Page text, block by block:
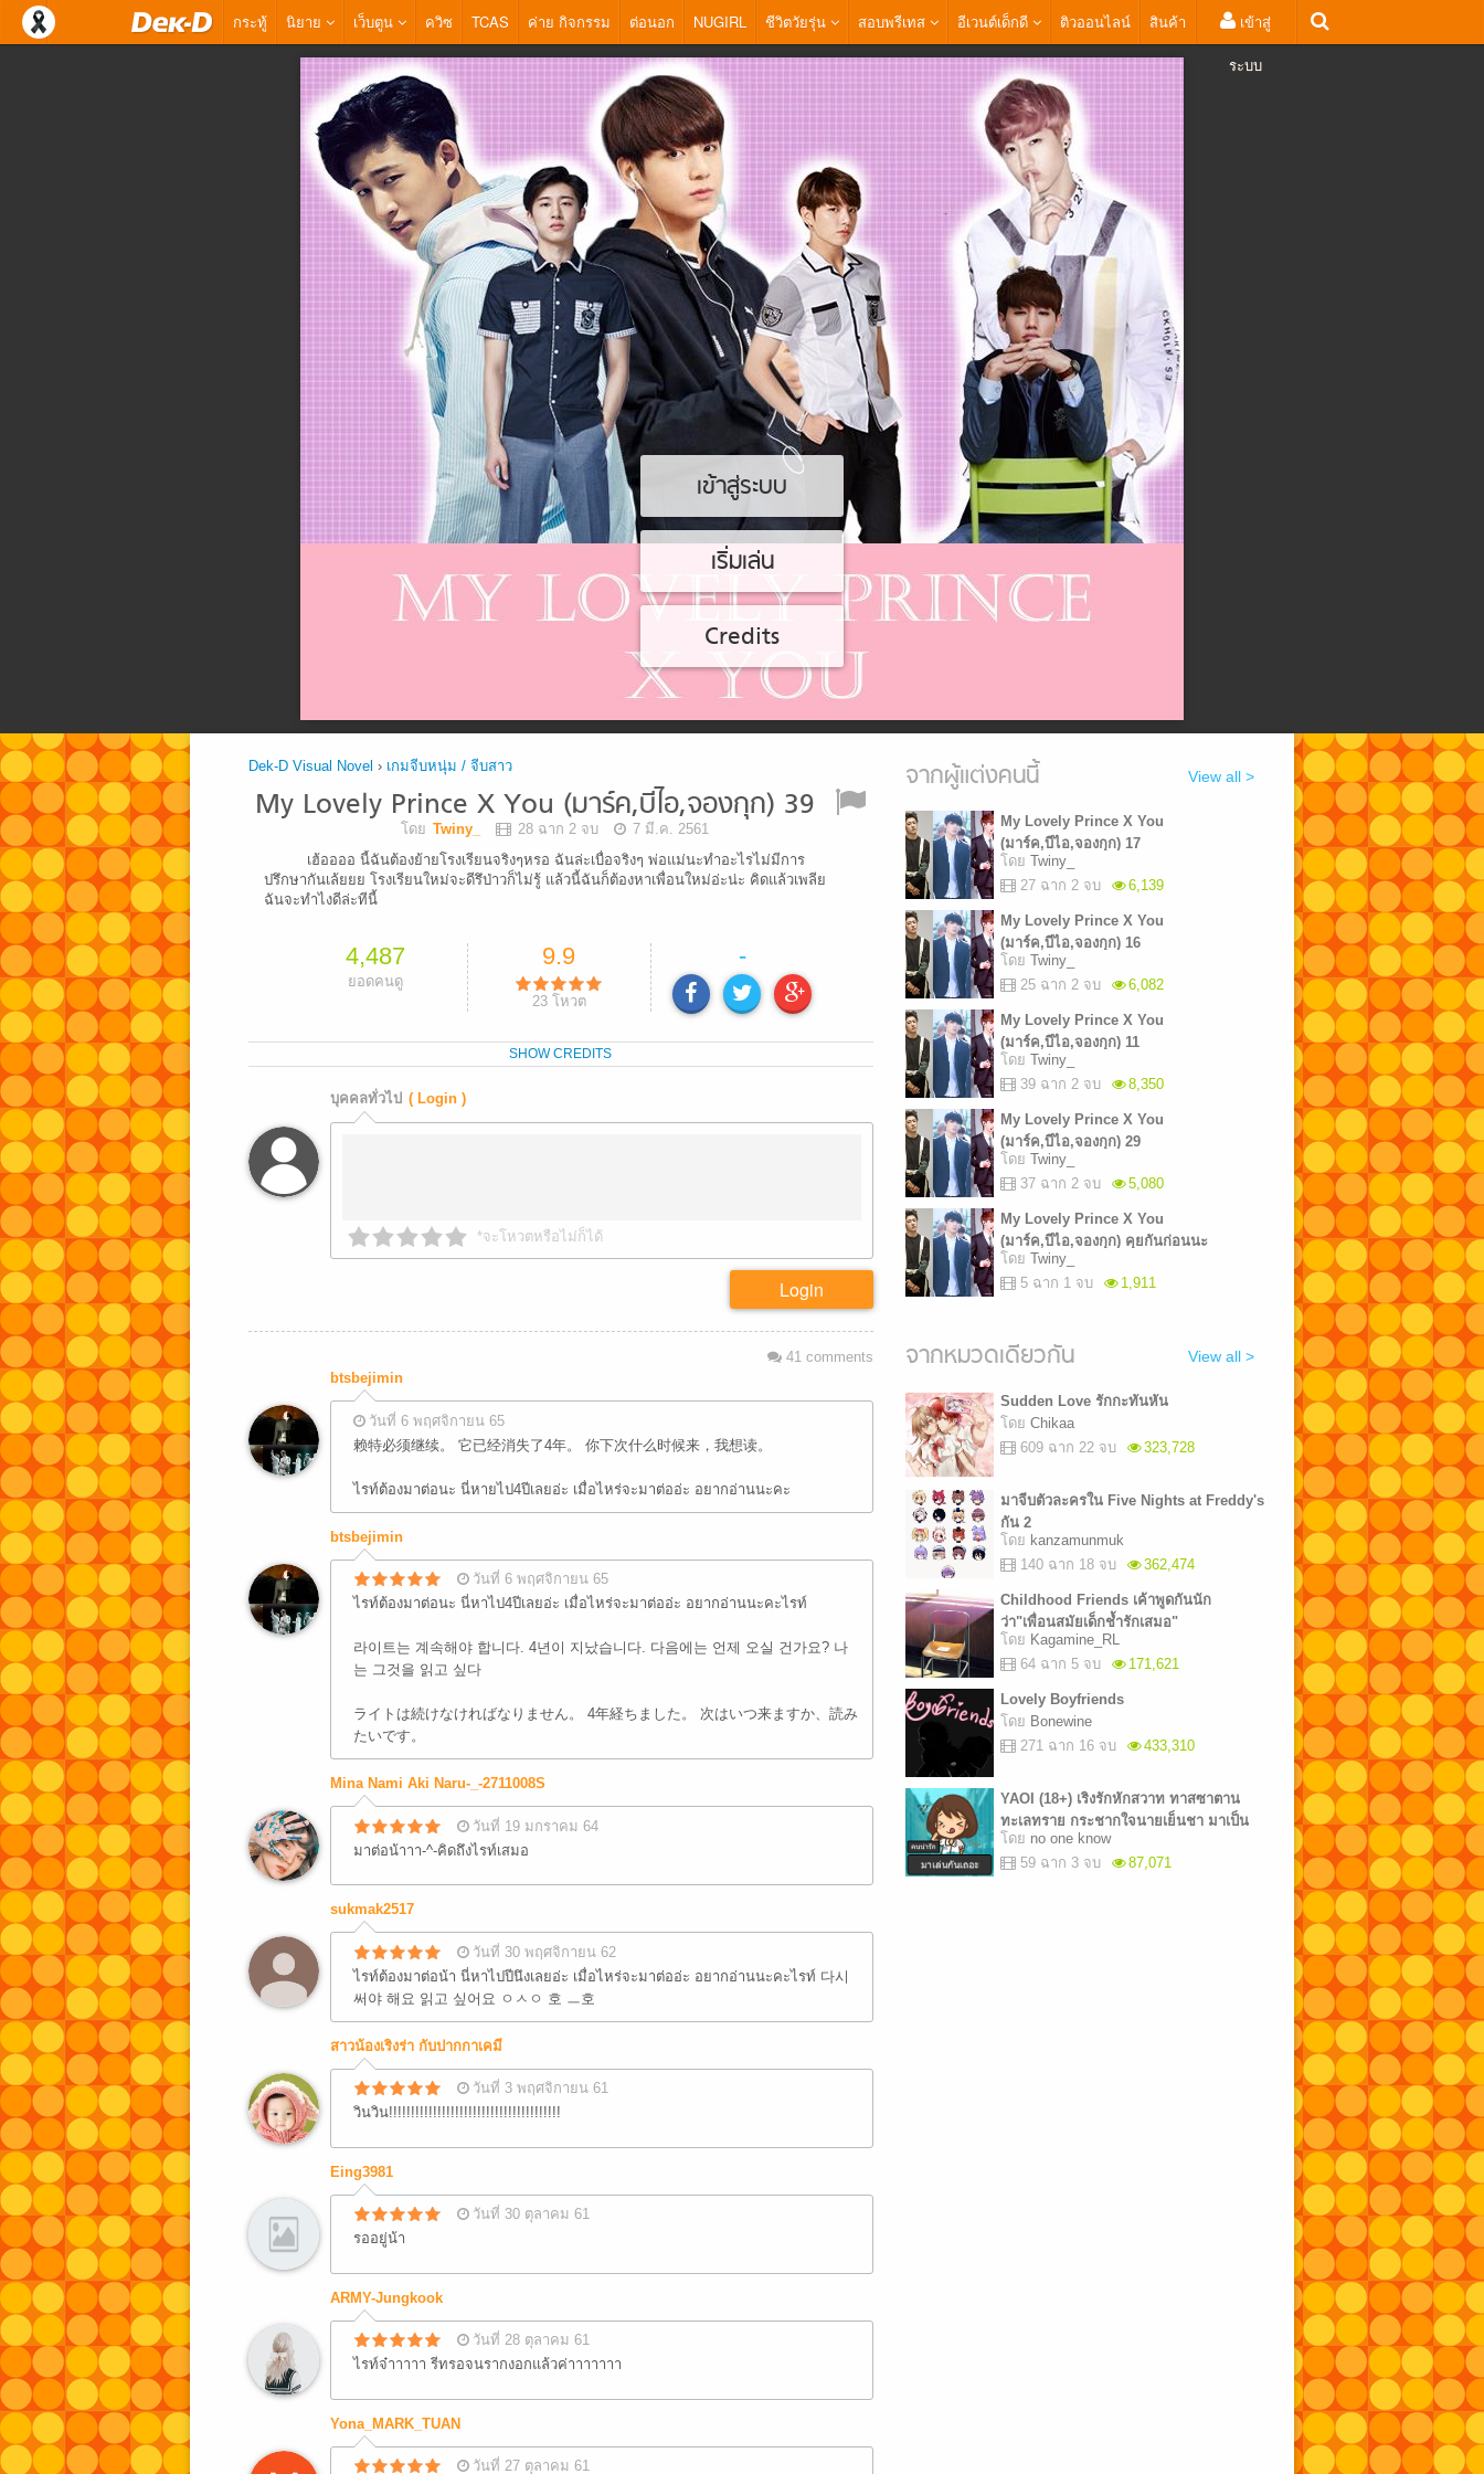
กระทู้ นิยาย เว็บตูน ควิซ TCAS ค่าย กิจกรรม ต่อนอก NUGIRL ชีวิตวัยรุ่น สอบพรีเทส อีเวนต์เด็กดี ติวออนไลน์ สินค้า เข้าสู่
ระบบ
เข้าสู่ระบบ
เริ่มเล่น
Credits
Dek-D Visual Novel › เกมจีบหนุ่ม / จีบสาว
My Lovely Prince X You (มาร์ค,บีไอ,จองกุก) 39
โดย Twiny_ 28 ฉาก 2 จบ
7 มี.ค. 2561
เฮ้ออออ นี้ฉันต้องย้ายโรงเรียนจริงๆหรอ ฉันล่ะเบื่อจริงๆ พ่อแม่นะทำอะไรไม่มีการ
ปรึกษากันเล้ยยย โรงเรียนใหม่จะดีรึป่าวก็ไม่รู้ แล้วนี้ฉันก็ต้องหาเพื่อนใหม่อ่ะน่ะ คิดแล้วเพลีย
ฉันจะทำไงดีล่ะทีนี้
4,487
ยอดคนดู
9.9
23โหวต
-
SHOW CREDITS
บุคคลทั่วไป ( Login )
*จะโหวตหรือไม่ก็ได้
Login
41 comments
btsbejimin
วันที่ 6 พฤศจิกายน 65
赖特必须继续。 它已经消失了4年。 你下次什么时候来，我想读。
ไรท์ต้องมาต่อนะ นี่หายไป4ปีเลยอ่ะ เมื่อไหร่จะมาต่ออ่ะ อยากอ่านนะคะ
btsbejimin
วันที่ 6 พฤศจิกายน 65
ไรท์ต้องมาต่อนะ นี่หาไป4ปีเลยอ่ะ เมื่อไหร่จะมาต่ออ่ะ อยากอ่านนะคะไรท์
라이트는 계속해야 합니다. 4년이 지났습니다. 다음에는 언제 오실 건가요? 나
는 그것을 읽고 싶다
ライトは続けなければなりません。 4年経ちました。 次はいつ来ますか、読み
たいです。
Mina Nami Aki Naru-_-2711008S
วันที่ 19 มกราคม 64
มาต่อน้าาา-^-คิดถึงไรท์เสมอ
sukmak2517
วันที่ 30 พฤศจิกายน 62
ไรท์ต้องมาต่อน้า นี่หาไปปีนึงเลยอ่ะ เมื่อไหร่จะมาต่ออ่ะ อยากอ่านนะคะไรท์ 다시
써야 해요 읽고 싶어요 ㅇㅅㅇ 호 ㅡ호
สาวน้องเริงร่า กับปากกาเคมี
วันที่ 3 พฤศจิกายน 61
วินวิน!!!!!!!!!!!!!!!!!!!!!!!!!!!!!!!!!!!!!!!
Eing3981
วันที่ 30 ตุลาคม 61
รออยู่น้า​
ARMY-Jungkook
วันที่ 28 ตุลาคม 61
ไรท์จ๋าาาาา รีทรอจนรากงอกแล้วค่าาาาาาา
Yona_MARK_TUAN
วันที่ 27 ตุลาคม 61
จากผู้แต่งคนนี้ View all >
My Lovely Prince X You
(มาร์ค,บีไอ,จองกุก) 17
โดย Twiny_
27 ฉาก 2 จบ
6,139
My Lovely Prince X You
(มาร์ค,บีไอ,จองกุก) 16
โดย Twiny_
25 ฉาก 2 จบ
6,082
My Lovely Prince X You
(มาร์ค,บีไอ,จองกุก) 11
โดย Twiny_
39 ฉาก 2 จบ
8,350
My Lovely Prince X You
(มาร์ค,บีไอ,จองกุก) 29
โดย Twiny_
37 ฉาก 2 จบ
5,080
My Lovely Prince X You
(มาร์ค,บีไอ,จองกุก) คุยกันก่อนนะ
โดย Twiny_
5 ฉาก 1 จบ
1,911
จากหมวดเดียวกัน View all >
Sudden Love รักกะทันหัน
โดย Chikaa
609 ฉาก 22 จบ
323,728
มาจีบตัวละครใน Five Nights at Freddy's
กัน 2
โดย kanzamunmuk
140 ฉาก 18 จบ
362,474
Childhood Friends เค้าพูดกันนัก
ว่า"เพื่อนสมัยเด็กช้ำรักเสมอ"
โดย Kagamine_RL
64 ฉาก 5 จบ
171,621
Lovely Boyfriends
โดย Bonewine
271 ฉาก 16 จบ
433,310
YAOI (18+) เริงรักหักสวาท ทาสซาตาน
ทะเลทราย กระชากใจนายเย็นชา มาเป็น
เมียกุน๊า! (ONLINE)
โดย no one know
59 ฉาก 3 จบ
87,071